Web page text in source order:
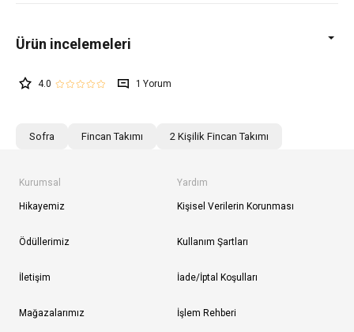
4.0 1
Sofra Fincan Takımı 2 Kişilik Fincan Takımı
Kurumsal
Hikayemiz
Ödüllerimiz
İletişim
Mağazalarımız
Yardım
Kişisel Verilerin Korunması
Kullanım Şartları
İade/İptal Koşulları
İşlem Rehberi